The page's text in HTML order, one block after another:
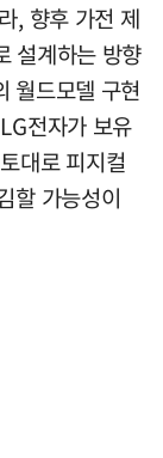
, 향후 가전 제
설계하는 방향
월드모델 구현
전자가 보유
대로 피지컬
할 가능성이